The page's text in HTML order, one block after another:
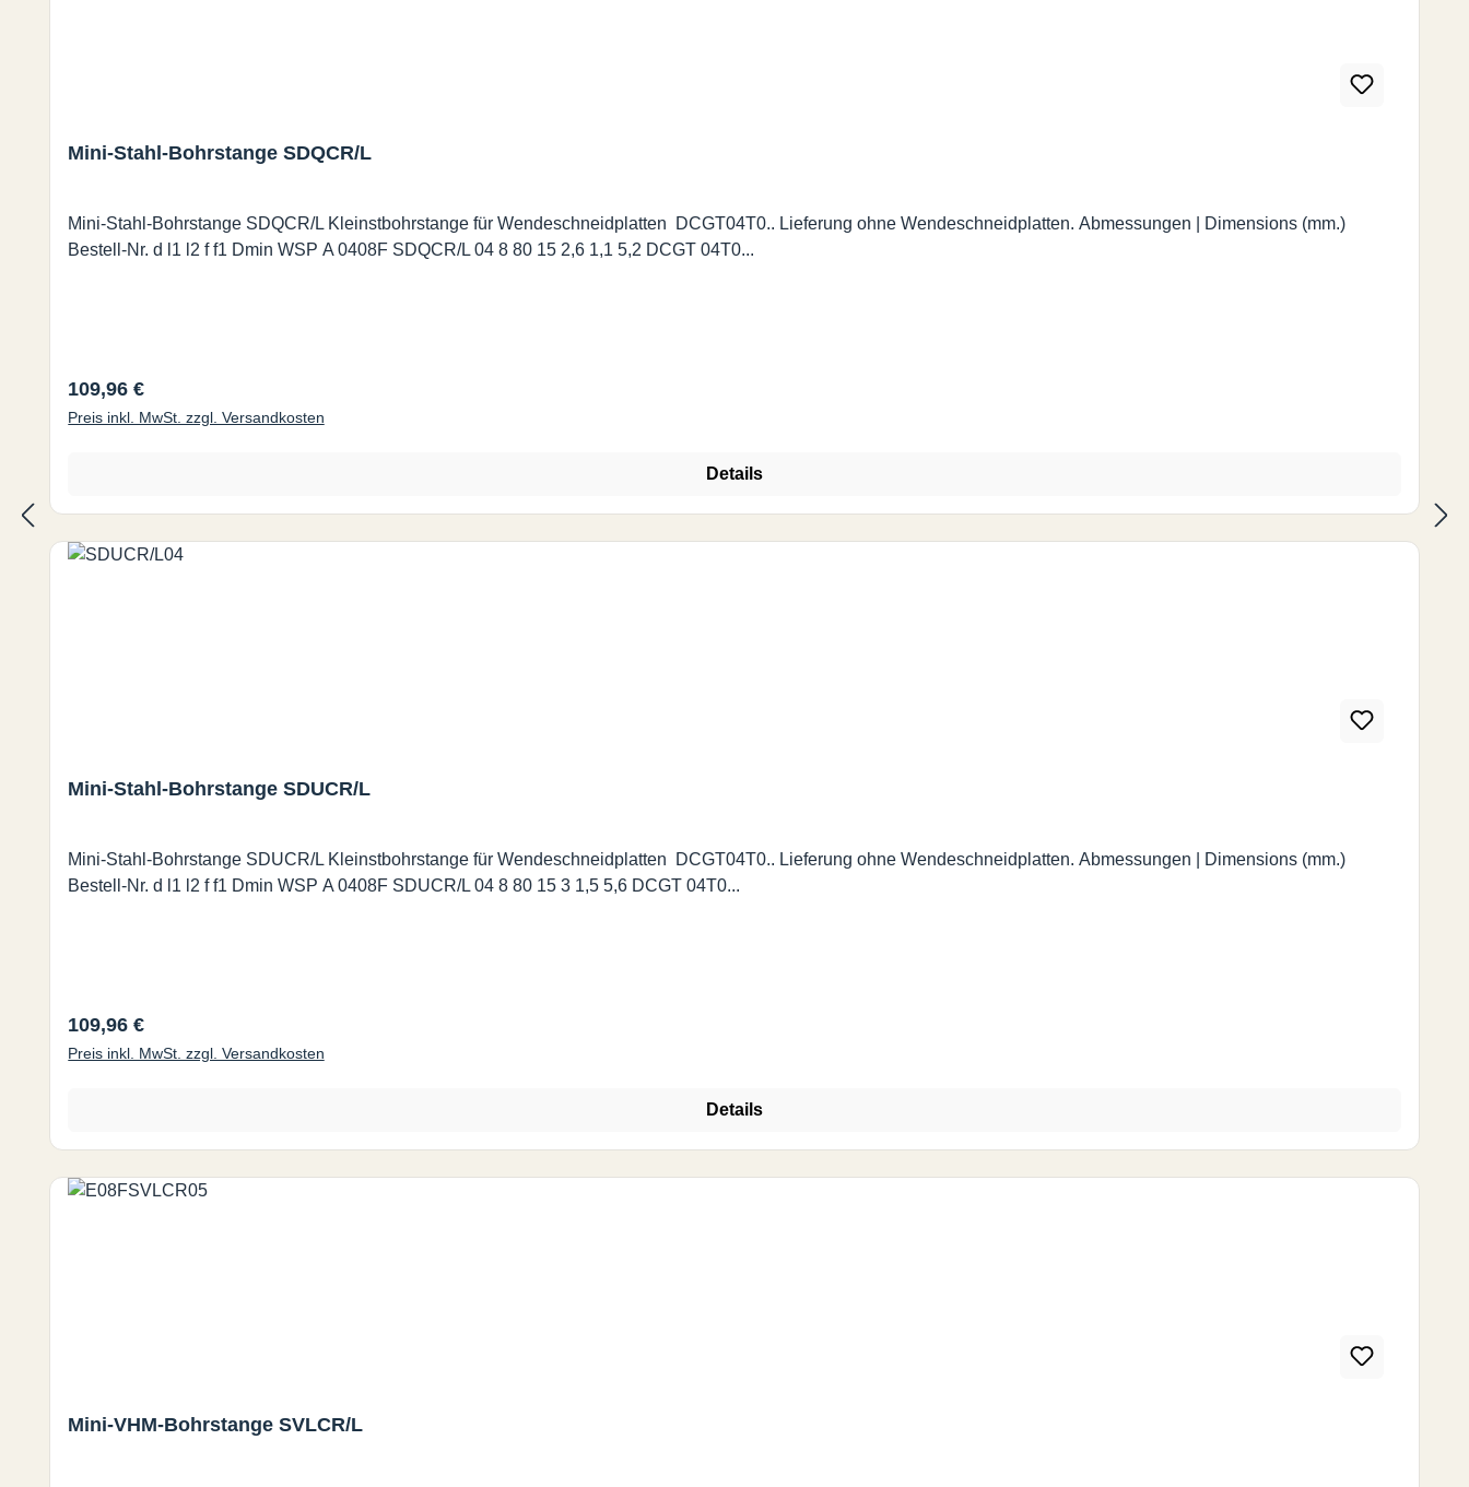
Mini-Stahl-Bohrstange SDQCR/L
Mini-Stahl-Bohrstange SDQCR/L Kleinstbohrstange für Wendeschneidplatten DCGT04T0.. Lieferung ohne Wendeschneidplatten. Abmessungen | Dimensions (mm.)
Bestell-Nr. d l1 l2 f f1 Dmin WSP A 0408F SDQCR/L 04 8 80 15 2,6 1,1 5,2 DCGT 04T0...
Regulärer Preis:
109,96 €
Preis inkl. MwSt. zzgl. Versandkosten
Details
Mini-Stahl-Bohrstange SDUCR/L
Mini-Stahl-Bohrstange SDUCR/L Kleinstbohrstange für Wendeschneidplatten DCGT04T0.. Lieferung ohne Wendeschneidplatten. Abmessungen | Dimensions (mm.)
Bestell-Nr. d l1 l2 f f1 Dmin WSP A 0408F SDUCR/L 04 8 80 15 3 1,5 5,6 DCGT 04T0...
Regulärer Preis:
109,96 €
Preis inkl. MwSt. zzgl. Versandkosten
Details
Mini-VHM-Bohrstange SVLCR/L